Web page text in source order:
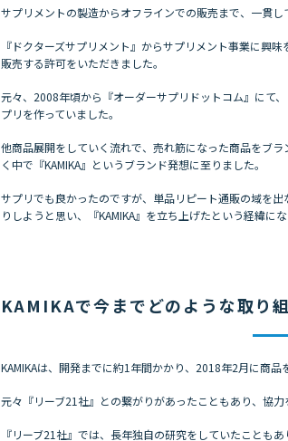
サプリメントの製造からオフラインでの販売まで、一貫し
『ドクターズサプリメント』からサプリメント事業に興
販売する許可をいただきました。
元々、2008年頃から『オーダーサプリドットコム』にて
プリを作っていました。
他商品展開をしていく流れで、売れ筋になった商品をブ
く中で『KAMIKA』というブランド発想に至りました。
サプリでも良かったのですが、単品リピート通販の域を
りしようと思い、『KAMIKA』を立ち上げたという経緯にな
KAMIKAで今までどのような取り
KAMIKAは、開発までに約1年間かかり、2018年2月に商品
元々『リーブ21社』との繋がりがあったこともあり、協力
『リーブ21社』では、長年独自の研究をしていたことも